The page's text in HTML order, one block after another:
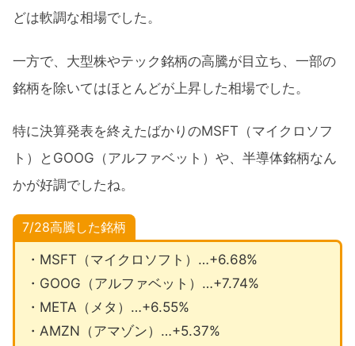
どは軟調な相場でした。
一方で、大型株やテック銘柄の高騰が目立ち、一部の
銘柄を除いてはほとんどが上昇した相場でした。
特に決算発表を終えたばかりのMSFT（マイクロソフ
ト）とGOOG（アルファベット）や、半導体銘柄なん
かが好調でしたね。
7/28高騰した銘柄
・MSFT（マイクロソフト）…+6.68%
・GOOG（アルファベット）…+7.74%
・META（メタ）…+6.55%
・AMZN（アマゾン）…+5.37%